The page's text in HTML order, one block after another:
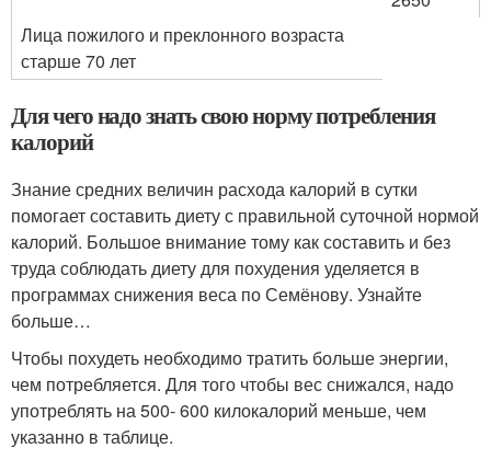
Лица пожилого и преклонного возраста
старше 70 лет
Для чего надо знать свою норму потребления
калорий
Знание средних величин расхода калорий в сутки
помогает составить диету с правильной суточной нормой
калорий. Большое внимание тому как составить и без
труда соблюдать диету для похудения уделяется в
программах снижения веса по Семёнову. Узнайте
больше…
Чтобы похудеть необходимо тратить больше энергии,
чем потребляется. Для того чтобы вес снижался, надо
употреблять на 500- 600 килокалорий меньше, чем
указанно в таблице.